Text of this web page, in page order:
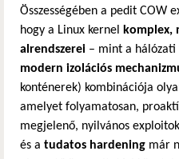
Összességében a pedit COW
hogy a Linux kernel
komplex,
alrendszerei – mint a hálózati
modern izolációs
konténerek) kombinációja
amelyet folyamatosan,
megjelenő, nyilvános
és a tudatos hardening már